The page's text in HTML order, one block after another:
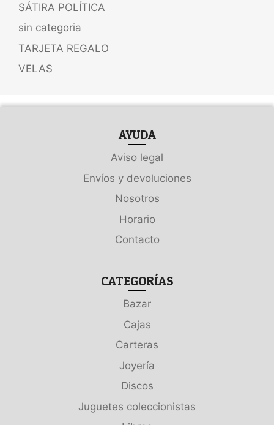
SÁTIRA POLÍTICA
sin categoria
TARJETA REGALO
VELAS
AYUDA
Aviso legal
Envíos y devoluciones
Nosotros
Horario
Contacto
CATEGORÍAS
Bazar
Cajas
Carteras
Joyería
Discos
Juguetes coleccionistas